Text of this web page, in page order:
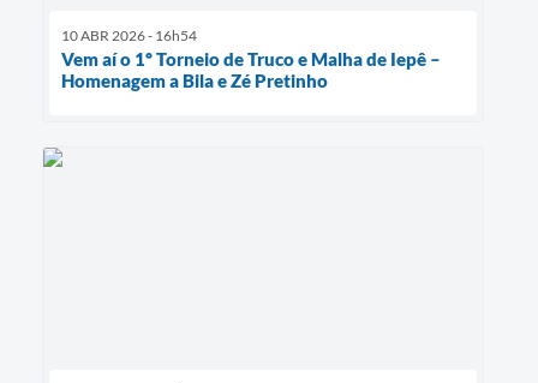
10 ABR 2026 - 16h54
Vem aí o 1º Torneio de Truco e Malha de Iepê –
Homenagem a Bila e Zé Pretinho